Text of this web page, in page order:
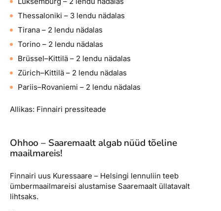
Thessaloniki – 3 lendu nädalas
Tirana – 2 lendu nädalas
Torino – 2 lendu nädalas
Brüssel–Kittilä – 2 lendu nädalas
Zürich–Kittilä – 2 lendu nädalas
Pariis–Rovaniemi – 2 lendu nädalas
Allikas: Finnairi pressiteade
Ohhoo – Saaremaalt algab nüüd tõeline
maailmareis!
Finnairi uus Kuressaare – Helsingi lennuliin teeb
ümbermaailmareisi alustamise Saaremaalt üllatavalt
lihtsaks.